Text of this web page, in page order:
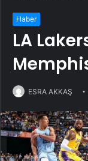
Haber
LA
ESRA AKKAŞ